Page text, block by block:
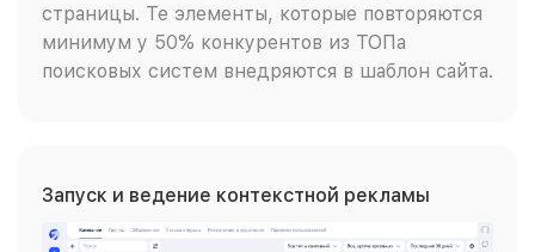
страницы. Те элементы, которые повторяются
минимум у 50% конкурентов из ТОПа
поисковых систем внедряются в шаблон сайта.
Запуск и ведение контекстной рекламы